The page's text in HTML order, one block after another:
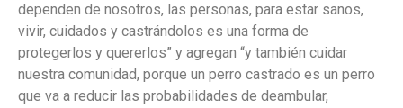
dependen de nosotros, las personas, para estar sanos,
vivir, cuidados y castrándolos es una forma de
protegerlos y quererlos” y agregan “y también cuidar
nuestra comunidad, porque un perro castrado es un perro
que va a reducir las probabilidades de deambular,